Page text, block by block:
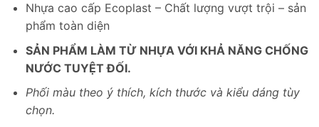
Nhựa cao cấp Ecoplast – Chất lượng vượt trội – sản
phẩm toàn diện
SẢN PHẨM LÀM TỪ NHỰA VỚI KHẢ NĂNG CHỐNG
NƯỚC TUYỆT ĐỐI.
Phối màu theo ý thích, kích thước và kiểu dáng tùy
chọn.